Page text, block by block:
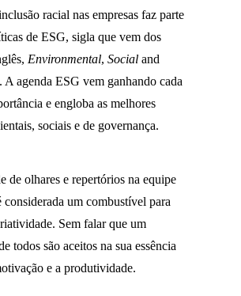
racial nas empresas faz parte
de ESG, sigla que vem dos
Environmental, Social and
. A agenda ESG vem ganhando cada
e engloba as melhores
sociais e de governança.
de olhares e repertórios na equipe
considerada um combustível para
Sem falar que um
todos são aceitos na sua essência
e a produtividade.